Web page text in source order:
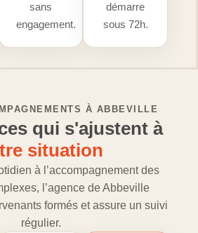
sans
engagement.
démarre
sous 72h.
À ABBEVILLE
qui s'ajustent à
situation
à l’accompagnement des
l’agence de Abbeville
formés et assure un suivi
régulier.